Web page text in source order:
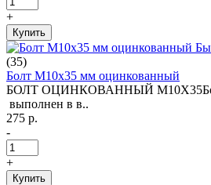
+
Купить
(35)
Болт М10х35 мм оцинкованный
БОЛТ ОЦИНКОВАННЫЙ
выполнен в в..
275 р.
-
+
Купить